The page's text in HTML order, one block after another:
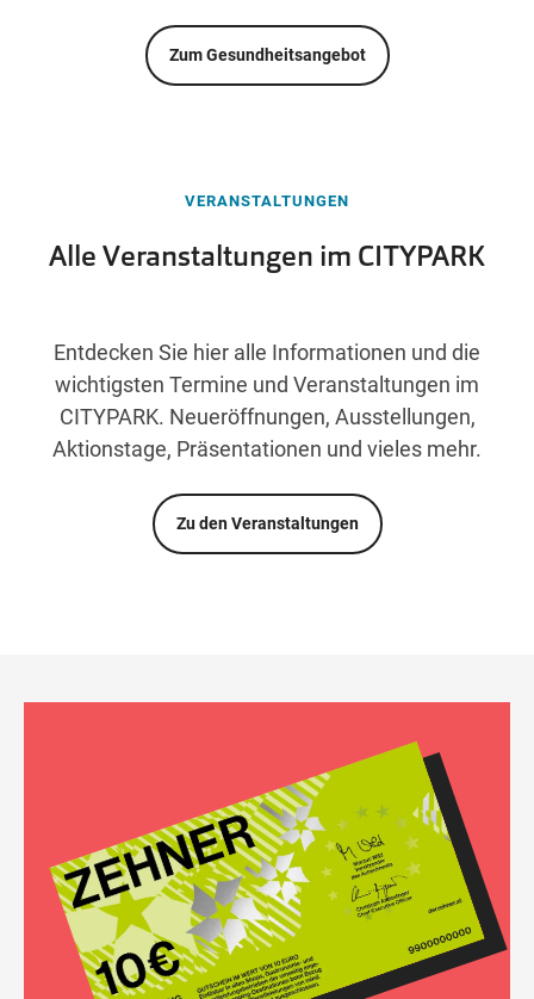
Zum Gesundheitsangebot
VERANSTALTUNGEN
Alle Veranstaltungen im CITYPARK
Entdecken Sie hier alle Informationen und die
wichtigsten Termine und Veranstaltungen im
CITYPARK. Neueröffnungen, Ausstellungen,
Aktionstage, Präsentationen und vieles mehr.
Zu den Veranstaltungen